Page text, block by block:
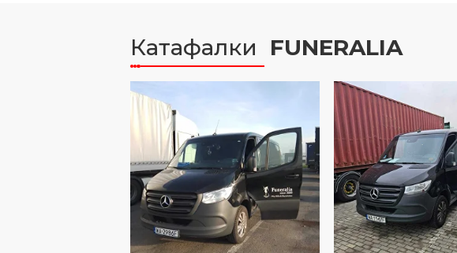
Катафалки FUNERALIA